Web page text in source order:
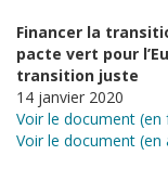
Financer la
pacte vert pour
transition juste
14 janvier 2020
Voir le document (en
Voir le document (en